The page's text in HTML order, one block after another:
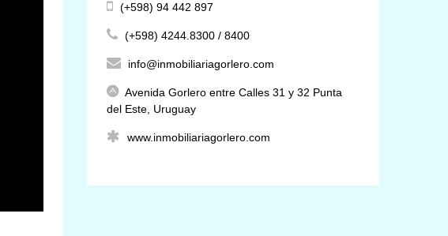
(+598) 94 442 897
(+598) 4244.8300 / 8400
info@inmobiliariagorlero.com
Avenida Gorlero entre Calles 31 y 32 Punta
del Este, Uruguay
www.inmobiliariagorlero.com